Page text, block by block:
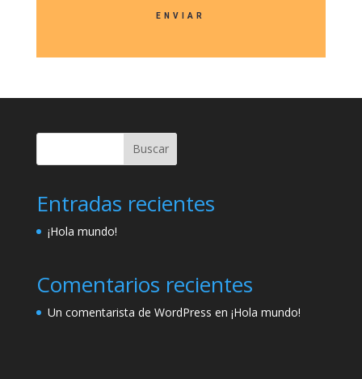
ENVIAR
Buscar
Entradas recientes
¡Hola mundo!
Comentarios recientes
Un comentarista de WordPress en ¡Hola mundo!